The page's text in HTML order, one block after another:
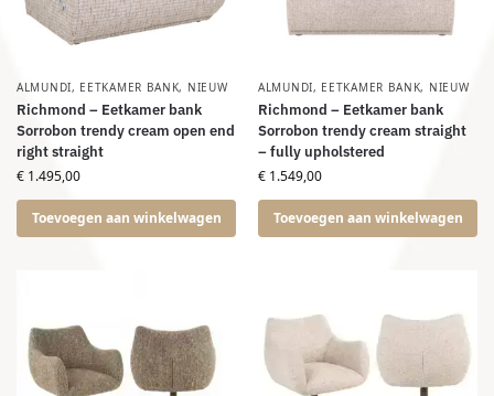
ALMUNDI, EETKAMER BANK, NIEUW
Richmond – Eetkamer bank
Sorrobon trendy cream open end
right straight
€ 1.495,00
Toevoegen aan winkelwagen
ALMUNDI, EETKAMER BANK, NIEUW
Richmond – Eetkamer bank
Sorrobon trendy cream straight
– fully upholstered
€ 1.549,00
Toevoegen aan winkelwagen